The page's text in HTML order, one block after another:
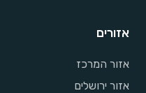
אזורים
אזור המרכז
אזור ירושלים